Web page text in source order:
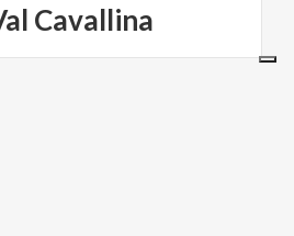
Cavallina